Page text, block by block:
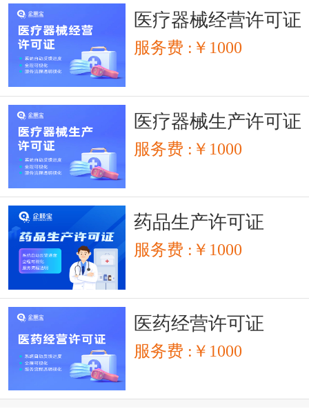
医疗器械经营许可证
服务费 :￥1000
医疗器械生产许可证
服务费 :￥1000
药品生产许可证
服务费 :￥1000
医药经营许可证
服务费 :￥1000